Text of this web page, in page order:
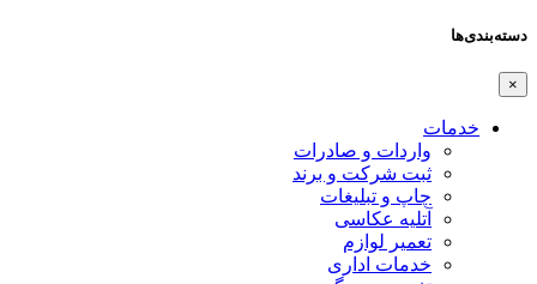
دسته‌بندی‌ها
×
خدمات
واردات و صادرات
ثبت شرکت و برند
چاپ و تبلیغات
آتلیه عکاسی
تعمیر لوازم
خدمات اداری